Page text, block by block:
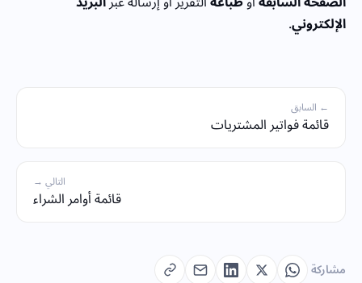
الإلكتروني.
← السابق
قائمة فواتير المشتريات
التالي →
قائمة أوامر الشراء
مشاركة